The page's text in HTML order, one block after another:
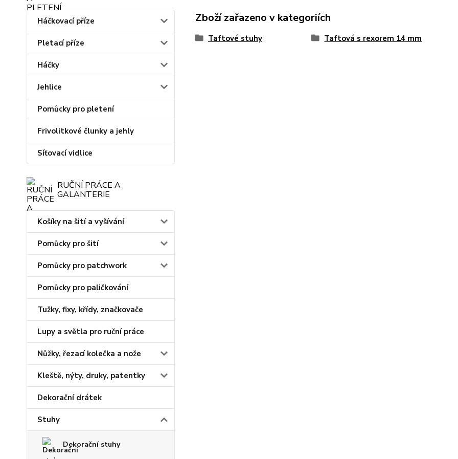
Háčkovací příze
Pletací příze
Háčky
Jehlice
Pomůcky pro pletení
Frivolitkové člunky a jehly
Síťovací vidlice
RUČNÍ PRÁCE A
GALANTERIE
Košíky na šití a vyšívání
Pomůcky pro šití
Pomůcky pro patchwork
Pomůcky pro paličkování
Tužky, fixy, křídy, značkovače
Lupy a světla pro ruční práce
Nůžky, řezací kolečka a nože
Kleště, nýty, druky, patentky
Dekorační drátek
Stuhy
Dekorační stuhy
Zboží zařazeno v kategoriích
Taftové stuhy Taftová s rexorem 14 mm